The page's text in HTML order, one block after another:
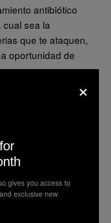
antibiótico
cual sea la
que te ataquen,
oportunidad de
son
falta más
a la terapia de
en la lucha
a los
opinión es sólo
que el diverso uso
importante
en algunos casos,
×
gives you access to
exclusive new